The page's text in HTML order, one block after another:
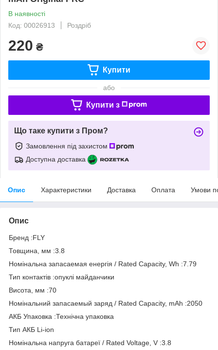
В наявності
Код: 00026913
Роздріб
220 ₴
Купити
або
Купити з
Що таке купити з Пром?
Замовлення під захистом
Доступна доставка
Опис Характеристики Доставка Оплата Умови
Опис
Бренд :FLY
Товщина, мм :3.8
Номінальна запасаемая енергія / Rated Capacity, Wh :7.79
Тип контактів :опуклі майданчики
Висота, мм :70
Номінальний запасаемый заряд / Rated Capacity, mAh :2050
АКБ Упаковка :Технічна упаковка
Тип АКБ Li-ion
Номінальна напруга батареї / Rated Voltage, V :3.8